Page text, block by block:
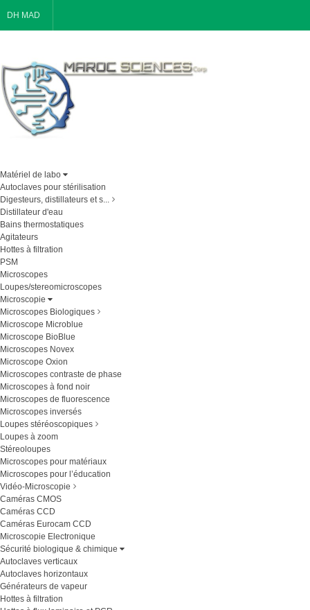
DH MAD
Matériel de labo
Autoclaves pour stérilisation
Digesteurs, distillateurs et s...
Distillateur d'eau
Bains thermostatiques
Agitateurs
Hottes à filtration
PSM
Microscopes
Loupes/stereomicroscopes
Microscopie
Microscopes Biologiques
Microscope Microblue
Microscope BioBlue
Microscopes Novex
Microscope Oxion
Microscopes contraste de phase
Microscopes à fond noir
Microscopes de fluorescence
Microscopes inversés
Loupes stéréoscopiques
Loupes à zoom
Stéreoloupes
Microscopes pour matériaux
Microscopes pour l’éducation
Vidéo-Microscopie
Caméras CMOS
Caméras CCD
Caméras Eurocam CCD
Microscopie Electronique
Sécurité biologique & chimique
Autoclaves verticaux
Autoclaves horizontaux
Générateurs de vapeur
Hottes à filtration